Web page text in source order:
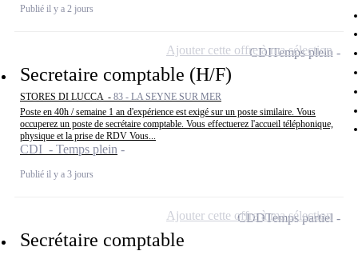
Publié il y a 2 jours
Secretaire comptable (H/F)
STORES DI LUCCA - 83 - LA SEYNE SUR MER
Poste en 40h / semaine 1 an d'expérience est exigé sur un poste similaire. Vous
occuperez un poste de secrétaire comptable. Vous effectuerez l'accueil téléphonique,
physique et la prise de RDV Vous...
CDI - Temps plein
Publié il y a 3 jours
CDITemps plein
Ajouter cette offre à ma sélection
Secrétaire comptable
CDDTemps partiel
Ajouter cette offre à ma sélection